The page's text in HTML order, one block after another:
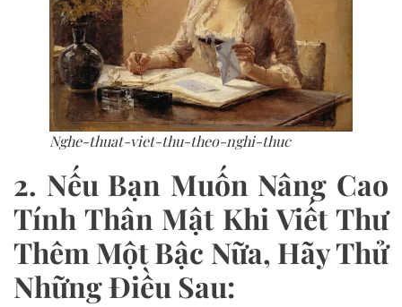
Nghe-thuat-viet-thu-theo-nghi-thuc
2. Nếu Bạn Muốn Nâng Cao
Tính Thân Mật Khi Viết Thư
Thêm Một Bậc Nữa, Hãy Thử
Những Điều Sau: